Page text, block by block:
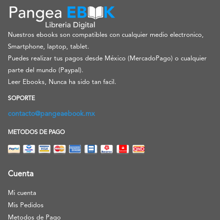
Nuestros ebooks son compatibles con cualquier medio electronico,
Smartphone, laptop, tablet.
Puedes realizar tus pagos desde México (MercadoPago) o cualquier
parte del mundo (Paypal).
Leer Ebooks, Nunca ha sido tan facil.
SOPORTE
contacto@pangeaebook.mx
METODOS DE PAGO
Cuenta
Mi cuenta
Mis Pedidos
Metodos de Pago